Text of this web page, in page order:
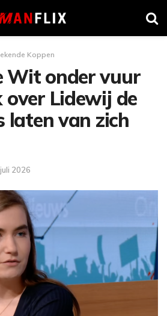
Koppen
Wit onder vuur
over Lidewij de
laten van zich
2026